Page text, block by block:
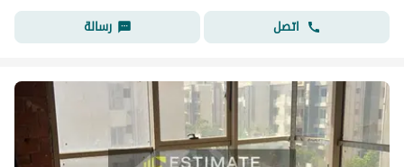
اتصل
رسالة